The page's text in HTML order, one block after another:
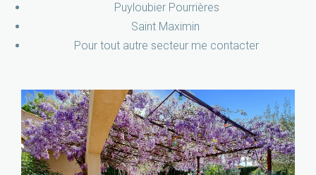
Puyloubier Pourrières
Saint Maximin
Pour tout autre secteur me contacter